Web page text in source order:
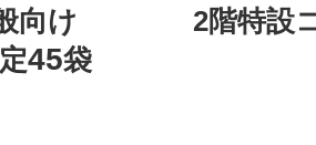
け 2階特設コー
45袋